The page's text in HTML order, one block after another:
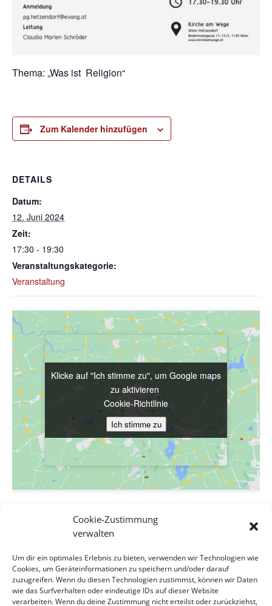
Cookie-Zustimmung
verwalten
Um dir ein optimales Erlebnis zu bieten, verwenden wir Technologien wie
Cookies, um Geräteinformationen zu speichern und/oder darauf
zuzugreifen. Wenn du diesen Technologien zustimmst, können wir Daten
wie das Surfverhalten oder eindeutige IDs auf dieser Website
verarbeiten. Wenn du deine Zustimmung nicht erteilst oder zurückziehst,
Thema: „Was ist Religion“
Zum Kalender hinzufügen
DETAILS
Datum:
12. Juni 2024
Zeit:
17:30 - 19:30
Veranstaltungskategorie:
Veranstaltung
Evang. Pfarrgemeinde A.B. Wien-Hetzendorf
Wien, Wien 1120 Österreich Google Karte anzeigen
Veranstaltungsort-Website anzeigen
Klicke auf "Ich stimme zu", um Google maps
zu aktivieren
Cookie-Richtlinie
Ich stimme zu
Klicke auf "Ich stimme zu", um Google maps
zu aktivieren
Cookie-Richtlinie
Ich stimme zu